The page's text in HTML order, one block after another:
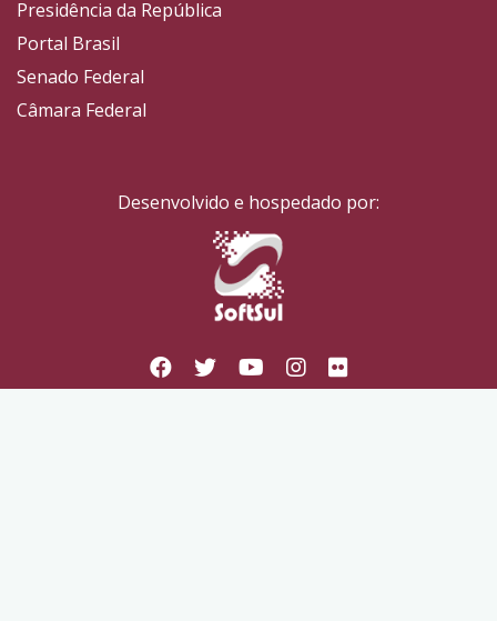
Presidência da República
Portal Brasil
Senado Federal
Câmara Federal
Desenvolvido e hospedado por: